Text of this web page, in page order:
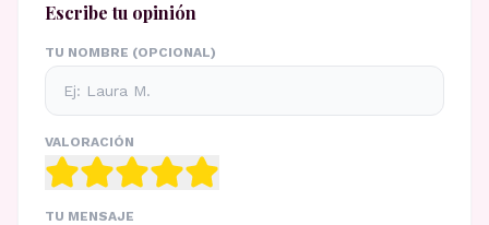
Escribe tu opinión
TU NOMBRE (OPCIONAL)
VALORACIÓN
TU MENSAJE